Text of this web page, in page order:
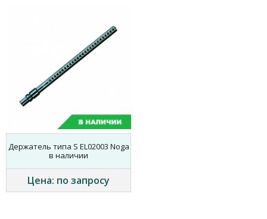
Держатель типа S EL02003 Noga
в наличии
Цена: по запросу